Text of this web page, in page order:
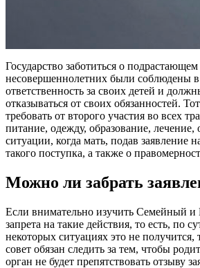
Государство заботиться о
несовершеннолетних были соблюдены
ответственность за своих детей и
отказываться от своих обязанностей.
требовать от второго участия во всех
питание, одежду, образование,
ситуации, когда мать, подав
такого поступка, а также о
Можно ли забрать
Если внимательно изучить Семейный
запрета на такие действия, то есть, по
некоторых ситуациях это не
совет обязан следить за тем, чтобы
орган не будет препятствовать отзыву